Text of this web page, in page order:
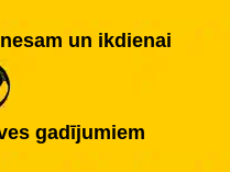
un ikdienai
gadījumiem